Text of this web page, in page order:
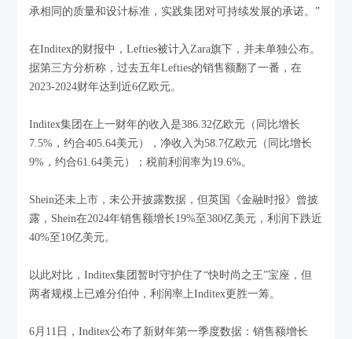
承相同的质量和设计标准，实践集团对可持续发展的承诺。”
在Inditex的财报中，Lefties被计入Zara旗下，并未单独公布。
据第三方分析称，过去五年Lefties的销售额翻了一番，在
2023-2024财年达到近6亿欧元。
Inditex集团在上一财年的收入是386.32亿欧元（同比增长
7.5%，约合405.64美元），净收入为58.7亿欧元（同比增长
9%，约合61.64美元）；税前利润率为19.6%。
Shein还未上市，未公开披露数据，但英国《金融时报》曾披
露，Shein在2024年销售额增长19%至380亿美元，利润下跌近
40%至10亿美元。
以此对比，Inditex集团暂时守护住了“快时尚之王”宝座，但
两者规模上已难分伯仲，利润率上Inditex更胜一筹。
6月11日，Inditex公布了新财年第一季度数据：销售额增长